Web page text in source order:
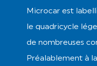
Microcar est
le quadricycle
de nombreuses
Préalablement à